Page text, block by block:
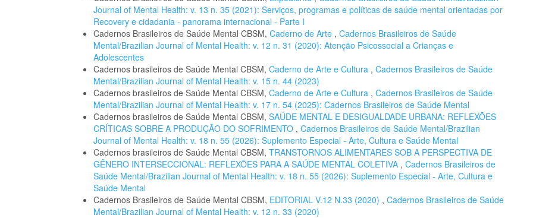
Journal of Mental Health: v. 13 n. 35 (2021): Serviços, programas e políticas de saúde mental orientadas por
Recovery e cidadania - panorama internacional - Parte I
Cadernos Brasileiros de Saúde Mental CBSM, Caderno de Arte , Cadernos Brasileiros de Saúde
Mental/Brazilian Journal of Mental Health: v. 12 n. 31 (2020): Atenção Psicossocial a Crianças e
Adolescentes
Cadernos brasileiros de Saúde Mental CBSM, Caderno de Arte e Cultura , Cadernos Brasileiros de Saúde
Mental/Brazilian Journal of Mental Health: v. 15 n. 44 (2023)
Cadernos brasileiros de Saúde Mental CBSM, Caderno de Arte e Cultura , Cadernos Brasileiros de Saúde
Mental/Brazilian Journal of Mental Health: v. 17 n. 54 (2025): Cadernos Brasileiros de Saúde Mental
Cadernos brasileiros de Saúde Mental CBSM, SAÚDE MENTAL E DESIGUALDADE URBANA: REFLEXÕES
CRÍTICAS SOBRE A PRODUÇÃO DO SOFRIMENTO , Cadernos Brasileiros de Saúde Mental/Brazilian
Journal of Mental Health: v. 18 n. 55 (2026): Suplemento Especial - Arte, Cultura e Saúde Mental
Cadernos brasileiros de Saúde Mental CBSM, TRANSTORNOS ALIMENTARES SOB A PERSPECTIVA DE
GÊNERO INTERSECCIONAL: REFLEXÕES PARA A SAÚDE MENTAL COLETIVA , Cadernos Brasileiros de
Saúde Mental/Brazilian Journal of Mental Health: v. 18 n. 55 (2026): Suplemento Especial - Arte, Cultura e
Saúde Mental
Cadernos Brasileiros de Saúde Mental CBSM, EDITORIAL V.12 N.33 (2020) , Cadernos Brasileiros de Saúde
Mental/Brazilian Journal of Mental Health: v. 12 n. 33 (2020)